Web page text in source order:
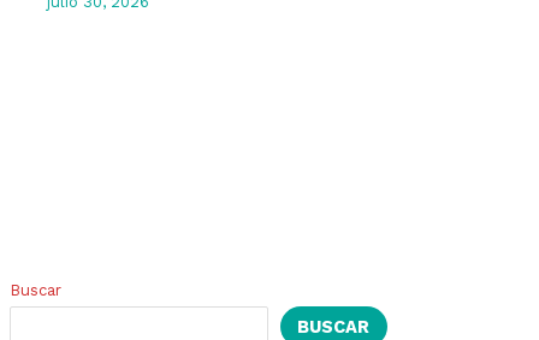
Buscar
BUSCAR